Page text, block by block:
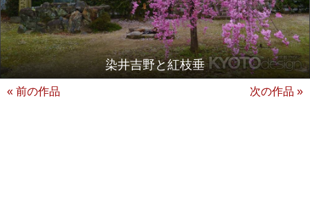
染井吉野と紅枝垂
« 前の作品 次の作品 »